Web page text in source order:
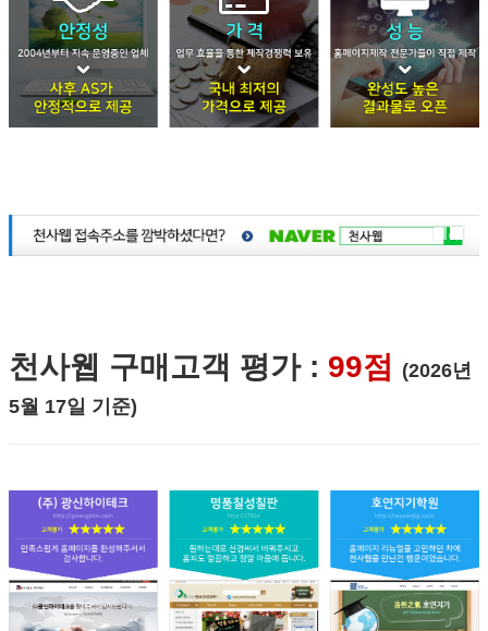
천사웹 구매고객 평가 : 99점 (2026년
5월 17일 기준)